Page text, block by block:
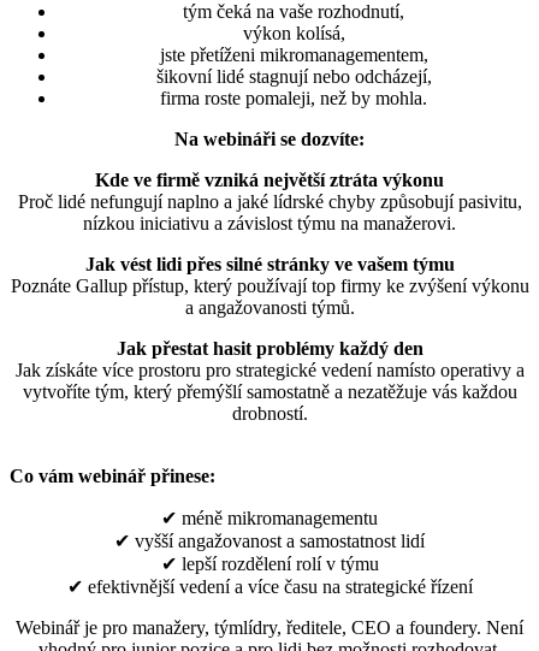
tým čeká na vaše rozhodnutí,
výkon kolísá,
jste přetíženi mikromanagementem,
šikovní lidé stagnují nebo odcházejí,
firma roste pomaleji, než by mohla.
Na webináři se dozvíte:
Kde ve firmě vzniká největší ztráta výkonu
Proč lidé nefungují naplno a jaké lídrské chyby způsobují pasivitu,
nízkou iniciativu a závislost týmu na manažerovi.
Jak vést lidi přes silné stránky ve vašem týmu
Poznáte Gallup přístup, který používají top firmy ke zvýšení výkonu
a angažovanosti týmů.
Jak přestat hasit problémy každý den
Jak získáte více prostoru pro strategické vedení namísto operativy a
vytvoříte tým, který přemýšlí samostatně a nezatěžuje vás každou
drobností.
Co vám webinář přinese:
✔ méně mikromanagementu
✔ vyšší angažovanost a samostatnost lidí
✔ lepší rozdělení rolí v týmu
✔ efektivnější vedení a více času na strategické řízení
Webinář je pro manažery, týmlídry, ředitele, CEO a foundery. Není